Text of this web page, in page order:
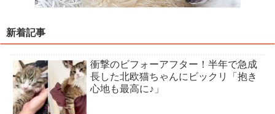
新着記事
衝撃のビフォーアフター！半年で急成
長した北欧猫ちゃんにビックリ「抱き
心地も最高に♪」